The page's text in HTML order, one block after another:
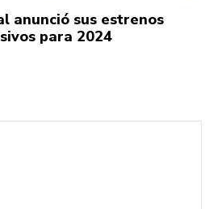
anunció sus estrenos
para 2024